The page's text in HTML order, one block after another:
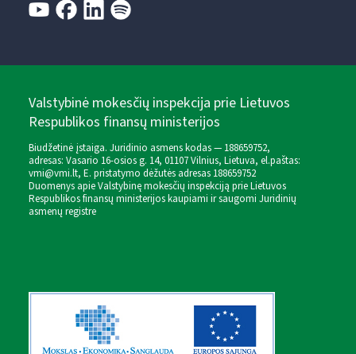
Valstybinė mokesčių inspekcija prie Lietuvos
Respublikos finansų ministerijos
Biudžetinė įstaiga. Juridinio asmens kodas — 188659752,
adresas: Vasario 16-osios g. 14, 01107 Vilnius, Lietuva, el.paštas:
vmi@vmi.lt, E. pristatymo dėžutės adresas 188659752
Duomenys apie Valstybinę mokesčių inspekciją prie Lietuvos
Respublikos finansų ministerijos kaupiami ir saugomi Juridinių
asmenų registre